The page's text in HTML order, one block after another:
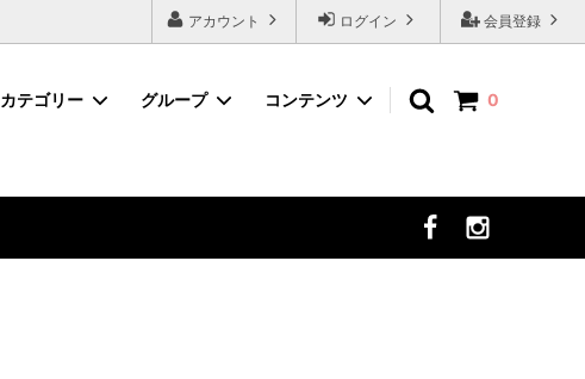
会員登録
ログイン
アカウント
0
カテゴリー グループ コンテンツ